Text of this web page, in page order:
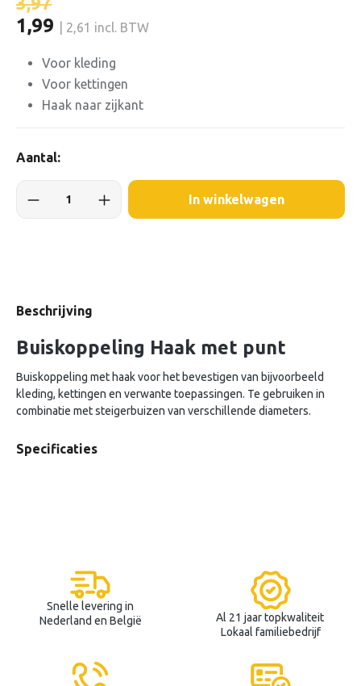
1,99 | 2,61 incl. BTW
Voor kleding
Voor kettingen
Haak naar zijkant
Aantal:
In winkelwagen
Beschrijving
Buiskoppeling Haak met punt
Buiskoppeling met haak voor het bevestigen van bijvoorbeeld
kleding, kettingen en verwante toepassingen. Te gebruiken in
combinatie met steigerbuizen van verschillende diameters.
Specificaties
Snelle levering in
Nederland en België
Al 21 jaar topkwaliteit
Lokaal familiebedrijf